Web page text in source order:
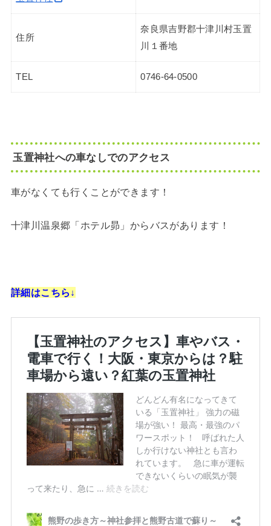
住所
奈良県吉野郡十津川村玉置
川１番地
TEL 0746-64-0500
玉置神社への車なしでのアクセス
車がなくても行くことができます！
十津川温泉郷「ホテル昴」からバスがあります！
詳細はこちら↓